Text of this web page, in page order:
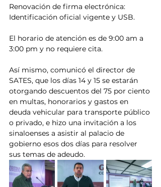
Renovación de firma electrónica:
Identificación oficial vigente y USB.
El horario de atención es de 9:00 am a
3:00 pm y no requiere cita.
Así mismo, comunicó el director de
SATES, que los días 14 y 15 se estarán
otorgando descuentos del 75 por ciento
en multas, honorarios y gastos en
deuda vehicular para transporte público
o privado, e hizo una invitación a los
sinaloenses a asistir al palacio de
gobierno esos dos días para resolver
sus temas de adeudo.